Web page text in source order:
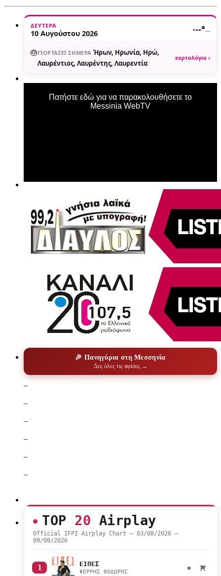
ΔΕΥΤΈΡΑ
10 Αυγούστου 2026 ·--°—
🎂ΓΙΟΡΤΆΖΕΙ ΣΉΜΕΡΑ Ήρων, Ηρωνία, Ηρώ,
Λαυρέντιος, Λαυρέντης, Λαυρεντία
εορτολόγιο ›
Πατήστε εδώ για να παρακολουθήσετε το
Messinia WebTV
🎉 Πανηγύρια στη Μεσσηνία
Δες όλες τις αφίσες →
–
–
–
–
–
–
TOP 20 Airplay
Official IFPI Airplay Chart — 03/08/2026 –
09/08/2026
1 ΕΙΠΕΣ
ΦΕΡΡΗΣ ΘΟΔΩΡΗΣ
●